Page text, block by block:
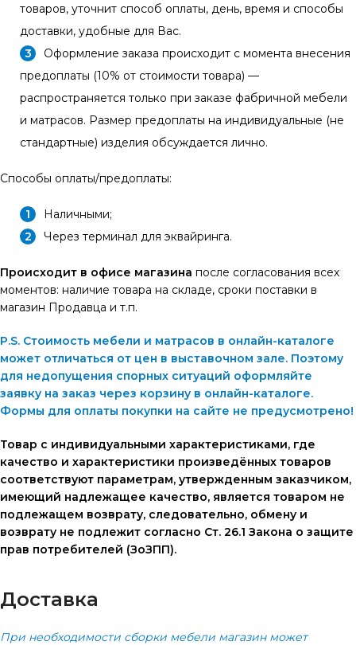
товаров, уточнит способ оплаты, день, время и способы
доставки, удобные для Вас.
Оформление заказа происходит с момента внесения
предоплаты (10% от стоимости товара) —
распространяется только при заказе фабричной мебели
и матрасов. Размер предоплаты на индивидуальные (не
стандартные) изделия обсуждается лично.
Способы оплаты/предоплаты:
Наличными;
Через терминал для эквайринга.
Происходит в офисе магазина после согласования всех
моментов: наличие товара на складе, сроки поставки в
магазин Продавца и т.п.
P.S. Стоимость мебели и матрасов в онлайн-каталоге
может отличаться от цен в выставочном зале. Поэтому
для недопущения спорных ситуаций оформляйте
заявку на заказ через корзину в онлайн-каталоге.
Формы для оплаты покупки на сайте не предусмотрено!
Товар с индивидуальными характеристиками, где
качество и характеристики произведённых товаров
соответствуют параметрам, утвержденным заказчиком,
имеющий надлежащее качество, является товаром не
подлежащем возврату, следовательно, обмену и
возврату не подлежит согласно Ст. 26.1 Закона о защите
прав потребителей (ЗоЗПП).
Доставка
При необходимости сборки мебели магазин может